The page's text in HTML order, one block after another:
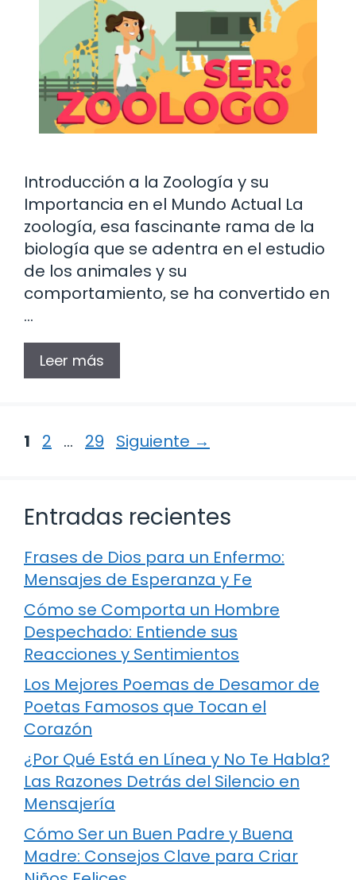
Introducción a la Zoología y su
Importancia en el Mundo Actual La
zoología, esa fascinante rama de la
biología que se adentra en el estudio
de los animales y su
comportamiento, se ha convertido en
…
Leer más
Página
1 Página
2 … Página
29 Siguiente →
Entradas recientes
Frases de Dios para un Enfermo:
Mensajes de Esperanza y Fe
Cómo se Comporta un Hombre
Despechado: Entiende sus
Reacciones y Sentimientos
Los Mejores Poemas de Desamor de
Poetas Famosos que Tocan el
Corazón
¿Por Qué Está en Línea y No Te Habla?
Las Razones Detrás del Silencio en
Mensajería
Cómo Ser un Buen Padre y Buena
Madre: Consejos Clave para Criar